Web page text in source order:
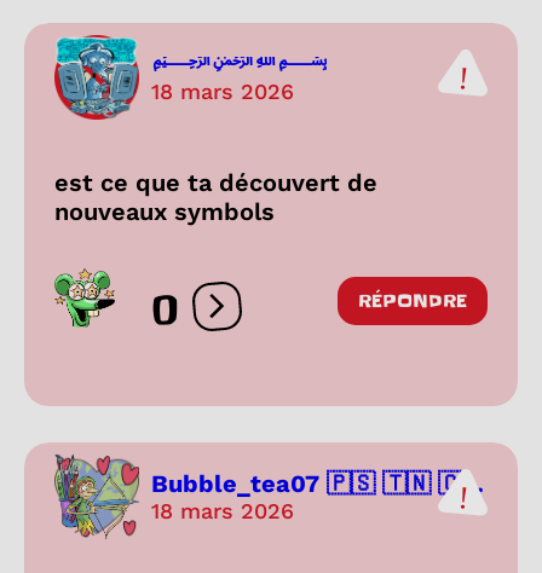
﷽
18 mars 2026
est ce que ta découvert de
nouveaux symbols
0 Ouvrir les réactions
RÉPONDRE
Bubble_tea07 🇵🇸 🇹🇳 🇨...
18 mars 2026